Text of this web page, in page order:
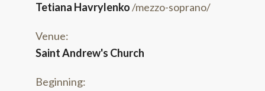
Tetiana Havrylenko/mezzo-soprano/
Venue:
Saint Andrew's Church
Beginning: